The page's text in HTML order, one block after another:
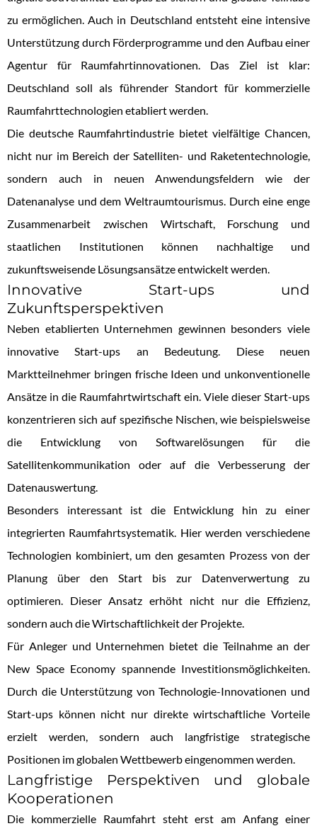
zu ermöglichen. Auch in Deutschland entsteht eine intensive
Unterstützung durch Förderprogramme und den Aufbau einer
Agentur für Raumfahrtinnovationen. Das Ziel ist klar:
Deutschland soll als führender Standort für kommerzielle
Raumfahrttechnologien etabliert werden.
Die deutsche Raumfahrtindustrie bietet vielfältige Chancen,
nicht nur im Bereich der Satelliten- und Raketentechnologie,
sondern auch in neuen Anwendungsfeldern wie der
Datenanalyse und dem Weltraumtourismus. Durch eine enge
Zusammenarbeit zwischen Wirtschaft, Forschung und
staatlichen Institutionen können nachhaltige und
zukunftsweisende Lösungsansätze entwickelt werden.
Innovative Start-ups und
Zukunftsperspektiven
Neben etablierten Unternehmen gewinnen besonders viele
innovative Start-ups an Bedeutung. Diese neuen
Marktteilnehmer bringen frische Ideen und unkonventionelle
Ansätze in die Raumfahrtwirtschaft ein. Viele dieser Start-ups
konzentrieren sich auf spezifische Nischen, wie beispielsweise
die Entwicklung von Softwarelösungen für die
Satellitenkommunikation oder auf die Verbesserung der
Datenauswertung.
Besonders interessant ist die Entwicklung hin zu einer
integrierten Raumfahrtsystematik. Hier werden verschiedene
Technologien kombiniert, um den gesamten Prozess von der
Planung über den Start bis zur Datenverwertung zu
optimieren. Dieser Ansatz erhöht nicht nur die Effizienz,
sondern auch die Wirtschaftlichkeit der Projekte.
Für Anleger und Unternehmen bietet die Teilnahme an der
New Space Economy spannende Investitionsmöglichkeiten.
Durch die Unterstützung von Technologie-Innovationen und
Start-ups können nicht nur direkte wirtschaftliche Vorteile
erzielt werden, sondern auch langfristige strategische
Positionen im globalen Wettbewerb eingenommen werden.
Langfristige Perspektiven und globale
Kooperationen
Die kommerzielle Raumfahrt steht erst am Anfang einer